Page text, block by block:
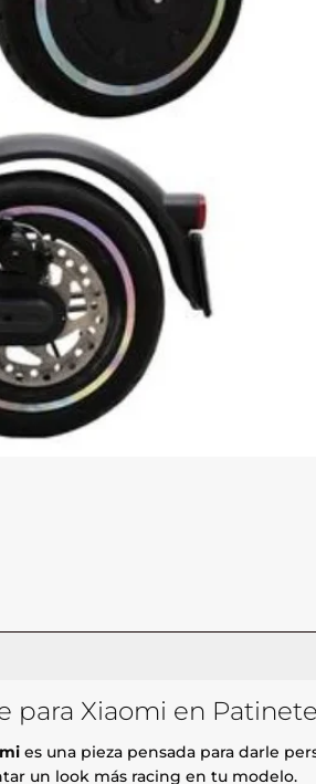
para Xiaomi en
es una pieza pensada para darle
un look más racing en tu modelo.